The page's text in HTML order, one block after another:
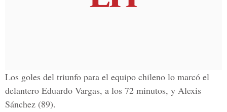
Los goles del triunfo para el equipo chileno lo marcó el
delantero Eduardo Vargas, a los 72 minutos, y Alexis
Sánchez (89).